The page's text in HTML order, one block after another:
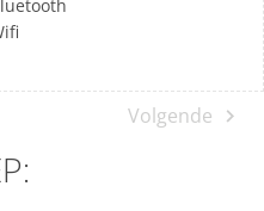
Volgende